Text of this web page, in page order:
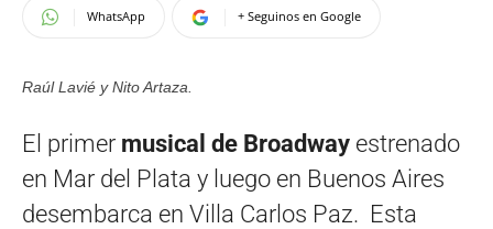
WhatsApp + Seguinos en Google
Raúl Lavié y Nito Artaza.
El primer musical de Broadway estrenado
en Mar del Plata y luego en Buenos Aires
desembarca en Villa Carlos Paz. Esta